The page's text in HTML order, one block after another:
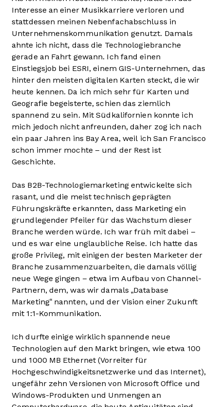
Interesse an einer Musikkarriere verloren und
stattdessen meinen Nebenfachabschluss in
Unternehmenskommunikation genutzt. Damals
ahnte ich nicht, dass die Technologiebranche
gerade an Fahrt gewann. Ich fand einen
Einstiegsjob bei ESRI, einem GIS-Unternehmen, das
hinter den meisten digitalen Karten steckt, die wir
heute kennen. Da ich mich sehr für Karten und
Geografie begeisterte, schien das ziemlich
spannend zu sein. Mit Südkalifornien konnte ich
mich jedoch nicht anfreunden, daher zog ich nach
ein paar Jahren ins Bay Area, weil ich San Francisco
schon immer mochte – und der Rest ist
Geschichte.
Das B2B-Technologiemarketing entwickelte sich
rasant, und die meist technisch geprägten
Führungskräfte erkannten, dass Marketing ein
grundlegender Pfeiler für das Wachstum dieser
Branche werden würde. Ich war früh mit dabei –
und es war eine unglaubliche Reise. Ich hatte das
große Privileg, mit einigen der besten Marketer der
Branche zusammenzuarbeiten, die damals völlig
neue Wege gingen – etwa im Aufbau von Channel-
Partnern, dem, was wir damals „Database
Marketing“ nannten, und der Vision einer Zukunft
mit 1:1-Kommunikation.
Ich durfte einige wirklich spannende neue
Technologien auf den Markt bringen, wie etwa 100
und 1000 MB Ethernet (Vorreiter für
Hochgeschwindigkeitsnetzwerke und das Internet),
ungefähr zehn Versionen von Microsoft Office und
Windows-Produkten und Unmengen an